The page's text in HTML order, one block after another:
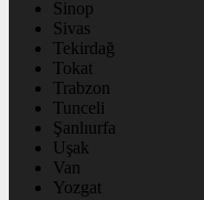
Sinop
Sivas
Tekirdağ
Tokat
Trabzon
Tunceli
Şanlıurfa
Uşak
Van
Yozgat